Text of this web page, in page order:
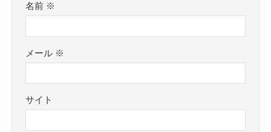
名前 ※
メール ※
サイト